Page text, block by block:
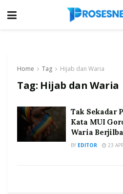
Home Tag Hijab dan Waria
Tag: Hijab dan Waria
Tak Sekadar
Kata MUI
Waria
BY EDITOR 23